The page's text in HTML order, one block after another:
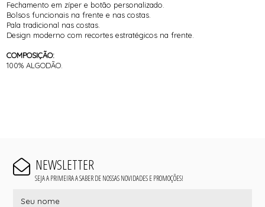
Fechamento em zíper e botão personalizado.
Bolsos funcionais na frente e nas costas.
Pala tradicional nas costas.
Design moderno com recortes estratégicos na frente.
COMPOSIÇÃO:
100% ALGODÃO.
NEWSLETTER
SEJA A PRIMEIRA A SABER DE NOSSAS NOVIDADES E PROMOÇÕES!